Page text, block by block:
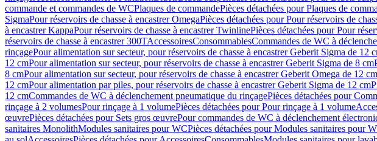
commande et commandes de WCPlaques de commandePièces détachées pour Plaques de
SigmaPour réservoirs de chasse à encastrer OmegaPièces détachées pour Pour réservoirs de
à encastrer KappaPour réservoirs de chasse à encastrer TwinlinePièces détachées pour Pour
réservoirs de chasse à encastrer 300TAccessoiresConsommablesCommandes de WC à
rinçagePour alimentation sur secteur, pour réservoirs de chasse à encastrer Geberit Sigma de 12
12 cmPour alimentation sur secteur, pour réservoirs de chasse à encastrer Geberit Sigma de 8 cm
8 cmPour alimentation sur secteur, pour réservoirs de chasse à encastrer Geberit Omega de 12 cm
12 cmPour alimentation par piles, pour réservoirs de chasse à encastrer Geberit Sigma de 12 cm
12 cmCommandes de WC à déclenchement pneumatique du rinçagePièces détachées pour
rinçage à 2 volumesPour rinçage à 1 volumePièces détachées pour Pour rinçage à 1 volume
œuvrePièces détachées pour Sets gros œuvrePour commandes de WC à déclenchement
sanitaires MonolithModules sanitaires pour WCPièces détachées pour Modules sanitaires pour